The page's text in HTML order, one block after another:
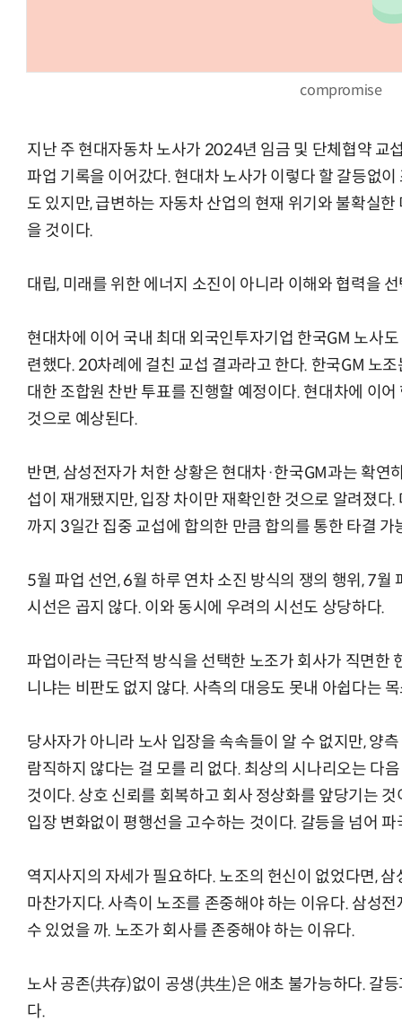
compromise
지난 주 현대자동차 노사가 2024년 임금 및 단체협약 교
파업 기록을 이어갔다. 현대차 노사가 이렇다 할 갈등없
도 있지만, 급변하는 자동차 산업의 현재 위기와 불확실
을 것이다.
대립, 미래를 위한 에너지 소진이 아니라 이해와 협력을
현대차에 이어 국내 최대 외국인투자기업 한국GM 노사
련했다. 20차례에 걸친 교섭 결과라고 한다. 한국GM 노
대한 조합원 찬반 투표를 진행할 예정이다. 현대차에 이
것으로 예상된다.
반면, 삼성전자가 처한 상황은 현대차·한국GM과는 확연
섭이 재개됐지만, 입장 차이만 재확인한 것으로 알려졌
까지 3일간 집중 교섭에 합의한 만큼 합의를 통한 타결 가
5월 파업 선언, 6월 하루 연차 소진 방식의 쟁의 행위, 7월
시선은 곱지 않다. 이와 동시에 우려의 시선도 상당하다.
파업이라는 극단적 방식을 선택한 노조가 회사가 직면한
니냐는 비판도 없지 않다. 사측의 대응도 못내 아쉽다는
당사자가 아니라 노사 입장을 속속들이 알 수 없지만, 양
람직하지 않다는 걸 모를 리 없다. 최상의 시나리오는 다
것이다. 상호 신뢰를 회복하고 회사 정상화를 앞당기는
입장 변화없이 평행선을 고수하는 것이다. 갈등을 넘어
역지사지의 자세가 필요하다. 노조의 헌신이 없었다면,
마찬가지다. 사측이 노조를 존중해야 하는 이유다. 삼성
수 있었을 까. 노조가 회사를 존중해야 하는 이유다.
노사 공존(共存)없이 공생(共生)은 애초 불가능하다. 갈
다.